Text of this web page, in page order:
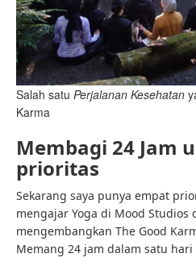
Salah satu Perjalanan Kesehatan
Karma
Membagi 24 Jam
prioritas
Sekarang saya punya empat
mengajar Yoga di Mood Studios
mengembangkan The Good
Memang 24 jam dalam satu hari